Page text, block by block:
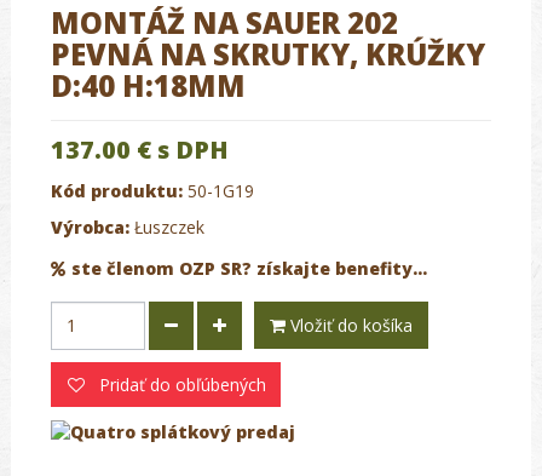
MONTÁŽ NA SAUER 202
PEVNÁ NA SKRUTKY, KRÚŽKY
D:40 H:18MM
137.00 € s DPH
Kód produktu: 50-1G19
Výrobca: Łuszczek
ste členom OZP SR? získajte benefity...
Vložiť do košíka
Pridať do obľúbených